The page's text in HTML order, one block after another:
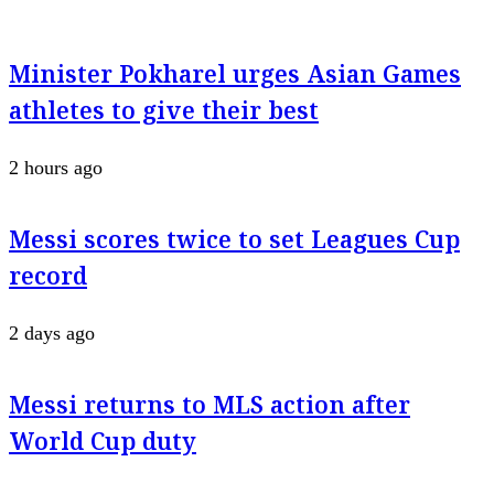
Minister Pokharel urges Asian Games
athletes to give their best
2 hours ago
Messi scores twice to set Leagues Cup
record
2 days ago
Messi returns to MLS action after
World Cup duty